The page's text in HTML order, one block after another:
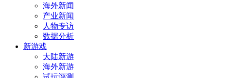
海外新闻
产业新闻
人物专访
数据分析
新游戏
大陆新游
海外新游